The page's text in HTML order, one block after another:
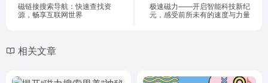
磁链接搜索导航：快速查找资
源，畅享互联网世界
极速磁力——开启智能科技新纪
元，感受前所未有的速度与力量
相关文章